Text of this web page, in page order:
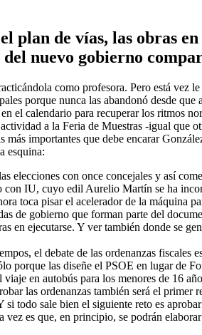
plan de vías, las obras
nuevo gobierno
como profesora. Pero está vez
porque nunca las abandonó desde
el calendario para recuperar los ritmos
a la Feria de Muestras -igual que
importantes que debe encarar
esquina:
elecciones con once concejales y así
con IU, cuyo edil Aurelio Martín se ha
toca pisar el acelerador de la máquina
de gobierno que forman parte del
en ejecutarse. Y ver también donde se
el debate de las ordenanzas fiscales
porque las diseñe el PSOE en lugar de
en autobús para los menores de 16
las ordenanzas también será el primer
todo sale bien el siguiente reto es
vez es que, en principio, se podrán